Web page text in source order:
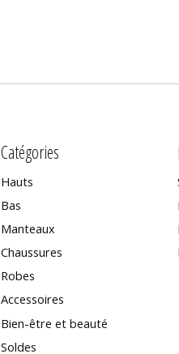
Catégories
Hauts
Bas
Manteaux
Chaussures
Robes
Accessoires
Bien-être et beauté
Soldes